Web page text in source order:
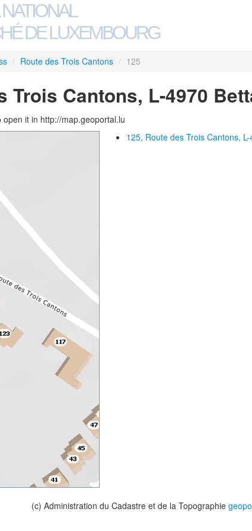
DE LUXEMBOURG
/ Route des Trois Cantons / 125
Trois Cantons, L-4970
it in http://map.geoportal.lu
125, Route des Trois Cantons,
(c) Administration du Cadastre et de la Topographie